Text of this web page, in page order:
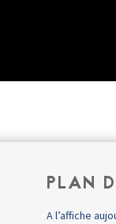
PLAN
A l’affiche